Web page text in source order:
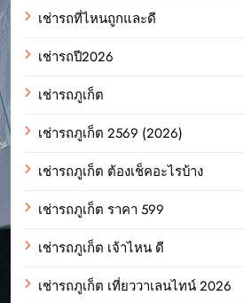
เช่ารถที่ไหนถูกและดี
เช่ารถปี2026
เช่ารถภูเก็ต
เช่ารถภูเก็ต 2569 (2026)
เช่ารถภูเก็ต ต้องเช็คอะไรบ้าง
เช่ารถภูเก็ต ราคา 599
เช่ารถภูเก็ต เจ้าไหน ดี
เช่ารถภูเก็ต เที่ยววาเลนไทน์ 2026